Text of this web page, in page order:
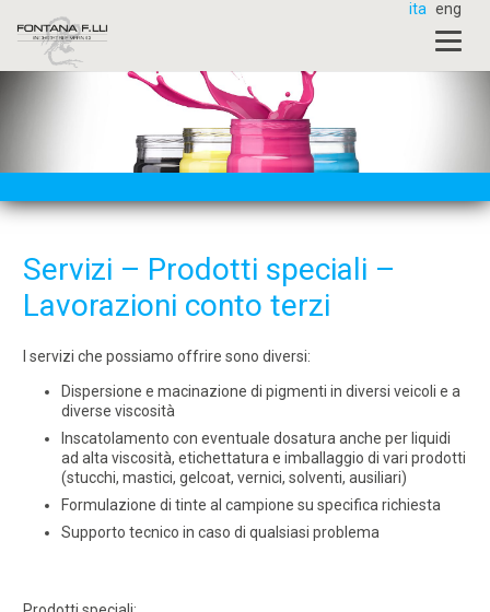
ita eng
Servizi – Prodotti speciali –
Lavorazioni conto terzi
I servizi che possiamo offrire sono diversi:
Dispersione e macinazione di pigmenti in diversi veicoli e a
diverse viscosità
Inscatolamento con eventuale dosatura anche per liquidi
ad alta viscosità, etichettatura e imballaggio di vari prodotti
(stucchi, mastici, gelcoat, vernici, solventi, ausiliari)
Formulazione di tinte al campione su specifica richiesta
Supporto tecnico in caso di qualsiasi problema